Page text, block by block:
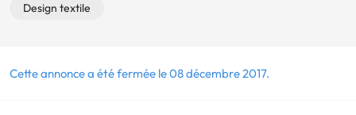
Design textile
Cette annonce a été fermée le 08 décembre 2017.